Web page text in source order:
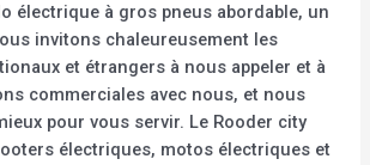
électrique à gros pneus abordable, un
invitons chaleureusement les
et étrangers à nous appeler et à
commerciales avec nous, et nous
pour vous servir. Le Rooder city
électriques, motos électriques et